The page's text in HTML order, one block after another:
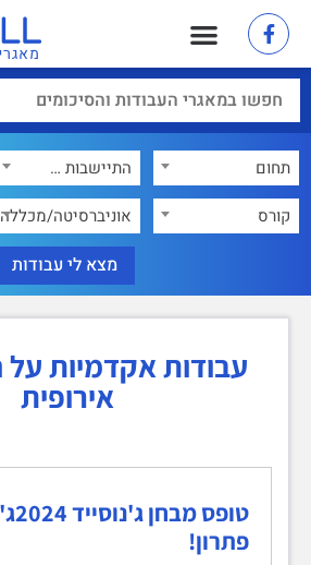
תחום
התיישבות אירופית
קורס
אוניברסיטה/מכללה
עבודות אקדמיות על
אירופית
פתרון!